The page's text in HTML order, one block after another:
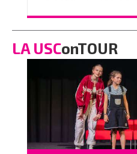
o scrì na e-mail a
info@vinaholz.com
LA USConTOUR